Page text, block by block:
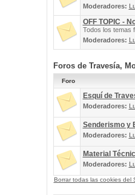
Moderadores:
OFF TOPIC -
Todos los temas
Moderadores:
Foros de Travesía,
Foro
Esquí de
Moderadores:
Senderismo y
Moderadores:
Material
Moderadores:
Borrar todas las cookies del